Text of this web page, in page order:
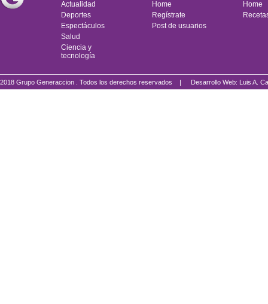
Actualidad
Deportes
Espectáculos
Salud
Ciencia y
tecnología
Home
Regístrate
Post de usuarios
Home
2018 Grupo Generaccion . Todos los derechos reservados | Desarrollo Web: Luis